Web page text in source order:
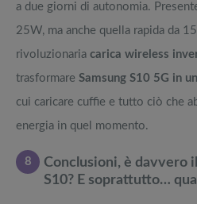
a due giorni di autonomia.
25W, ma anche quella rapida da
rivoluzionaria carica wireless
trasformare Samsung S10 5G in
cui caricare cuffie e tutto ciò che
energia in quel momento.
8
Conclusioni, è davvero
S10? E soprattutto…